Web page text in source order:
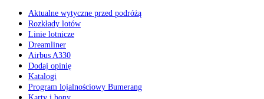
Aktualne wytyczne przed podróżą
Rozkłady lotów
Linie lotnicze
Dreamliner
Airbus A330
Dodaj opinię
Katalogi
Program lojalnościowy Bumerang